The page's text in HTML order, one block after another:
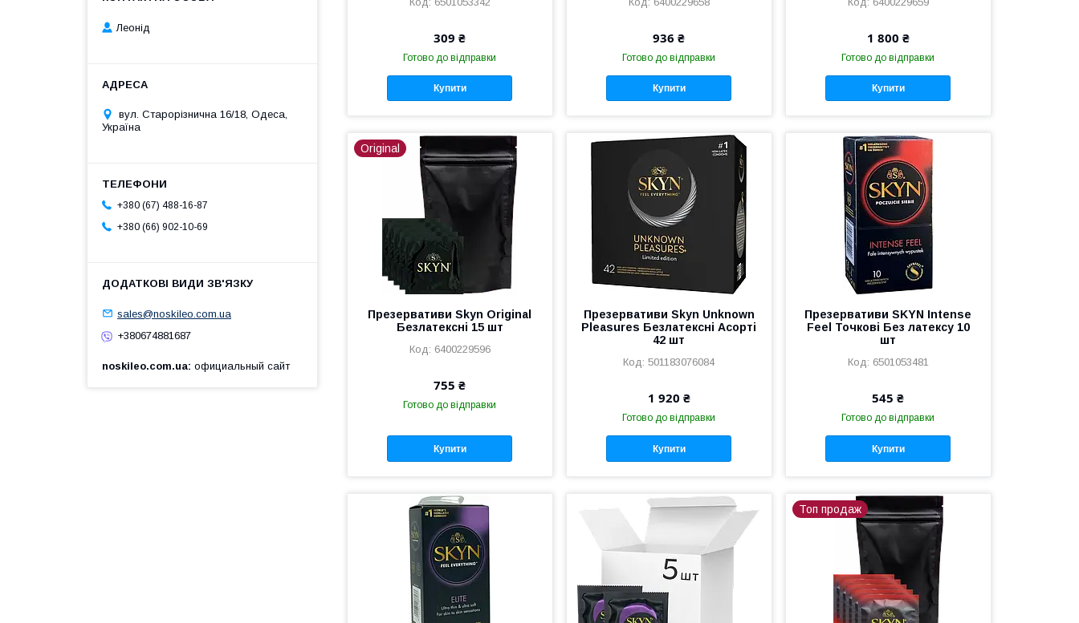
309 ₴
Готово до відправки
Купити
936 ₴
Готово до відправки
Купити
1 800 ₴
Готово до відправки
Купити
Original
Презервативи Skyn Original
Безлатексні 15 шт
6400229596
755 ₴
Готово до відправки
Купити
Презервативи Skyn Unknown
Pleasures Безлатексні Асорті
42 шт
501183076084
1 920 ₴
Готово до відправки
Купити
Презервативи SKYN Intense
Feel Точкові Без латексу 10
шт
6501053481
545 ₴
Готово до відправки
Купити
Топ продаж
Леонід
вул. Старорізнична 16/18, Одеса,
Україна
+380 (67) 488-16-87
+380 (66) 902-10-69
sales@noskileo.com.ua
+380674881687
noskileo.com.ua официальный сайт